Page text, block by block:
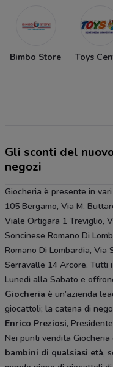
Bimbo Store Toys
Gli sconti del
negozi
Giocheria è presente in
105 Bergamo, Via M.
Viale Ortigara 1 Treviglio,
Soncinese Romano Di
Romano Di Lombardia, Via
Serravalle 14 Arcore. Tutti
Lunedì alla Sabato e
Giocheria è un’azienda
giocattoli; la catena di
Enrico Preziosi,
Nei punti vendita
bambini di qualsiasi età,